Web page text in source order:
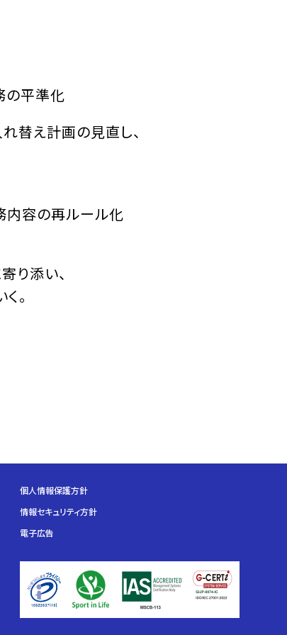
の平準化
替え計画の見直し、
内容の再ルール化
り添い、
。
個人情報保護方針
情報セキュリティ方針
電子広告